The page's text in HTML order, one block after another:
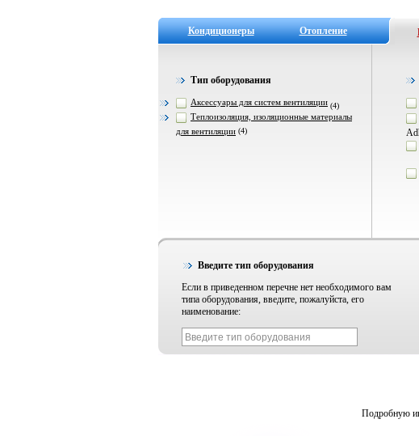
Кондиционеры Отопление
Тип оборудования
Аксессуары для систем вентиляции (4)
Теплоизоляция, изоляционные материалы
для вентиляции (4)
Введите тип оборудования
Если в приведенном перечне нет необходимого вам
типа оборудования, введите, пожалуйста, его
наименование:
Подробную